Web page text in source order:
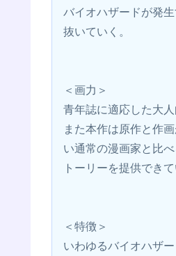
バイオハザードが発
抜いていく。
＜画力＞
青年誌に適応した大
また本作は原作と作
い通常の漫画家と比
トーリーを提供できて
＜特徴＞
いわゆるバイオハザ